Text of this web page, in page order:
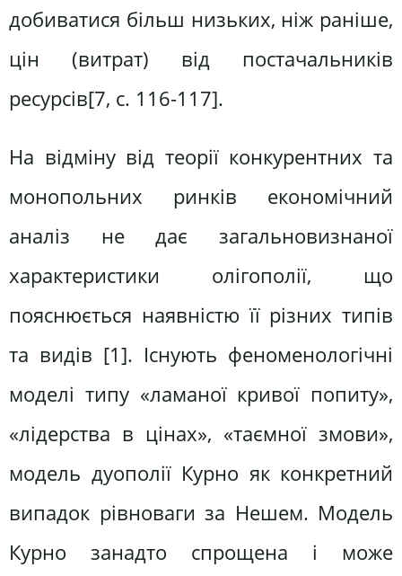
добиватися більш низьких, ніж раніше,
цін (витрат) від постачальників
ресурсів[7, c. 116-117].
На відміну від теорії конкурентних та
монопольних ринків економічний
аналіз не дає загальновизнаної
характеристики олігополії, що
пояснюється наявністю її різних типів
та видів [1]. Існують феноменологічні
моделі типу «ламаної кривої попиту»,
«лідерства в цінах», «таємної змови»,
модель дуополії Курно як конкретний
випадок рівноваги за Нешем. Модель
Курно занадто спрощена і може